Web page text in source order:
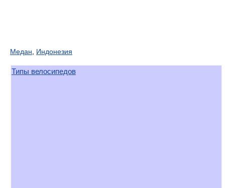
Медан Индонезия
Типы велосипедов